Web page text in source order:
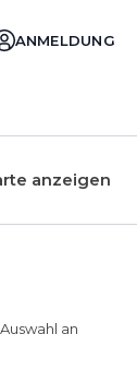
ANMELDUNG
anzeigen
an